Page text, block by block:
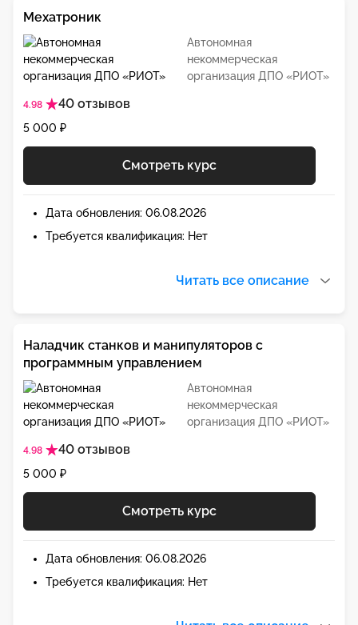
Автономная
некоммерческая
организация ДПО «РИОТ»
4.98 40 отзывов
Мехатроник
5 000 ₽
Смотреть курс
Дата обновления: 06.08.2026
Требуется квалификация: Нет
Читать все описание
Автономная
некоммерческая
организация ДПО «РИОТ»
4.98 40 отзывов
Наладчик станков и манипуляторов с
программным управлением
5 000 ₽
Смотреть курс
Дата обновления: 06.08.2026
Требуется квалификация: Нет